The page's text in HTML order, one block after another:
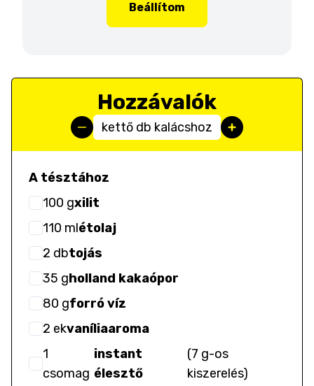
Beállítom
Hozzávalók
kettő db kalácshoz
A tésztához
100 gxilit
110 mlétolaj
2 dbtojás
35 gholland kakaópor
80 gforró víz
2 ekvaníliaaroma
1
csomag
instant
élesztő
(7 g-os
kiszerelés)